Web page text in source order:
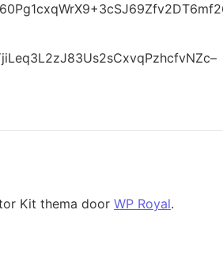
Kit thema door WP Royal.